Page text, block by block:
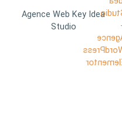
Agence Web Key Idea
Studio